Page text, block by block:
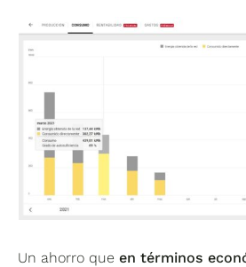
Un ahorro queen términos